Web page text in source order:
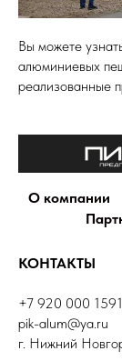
Вы можете
алюминиевых
реализованные
О компании
КОНТАКТЫ
+7 920 000 1591
pik-alum@ya.ru
г. Нижний